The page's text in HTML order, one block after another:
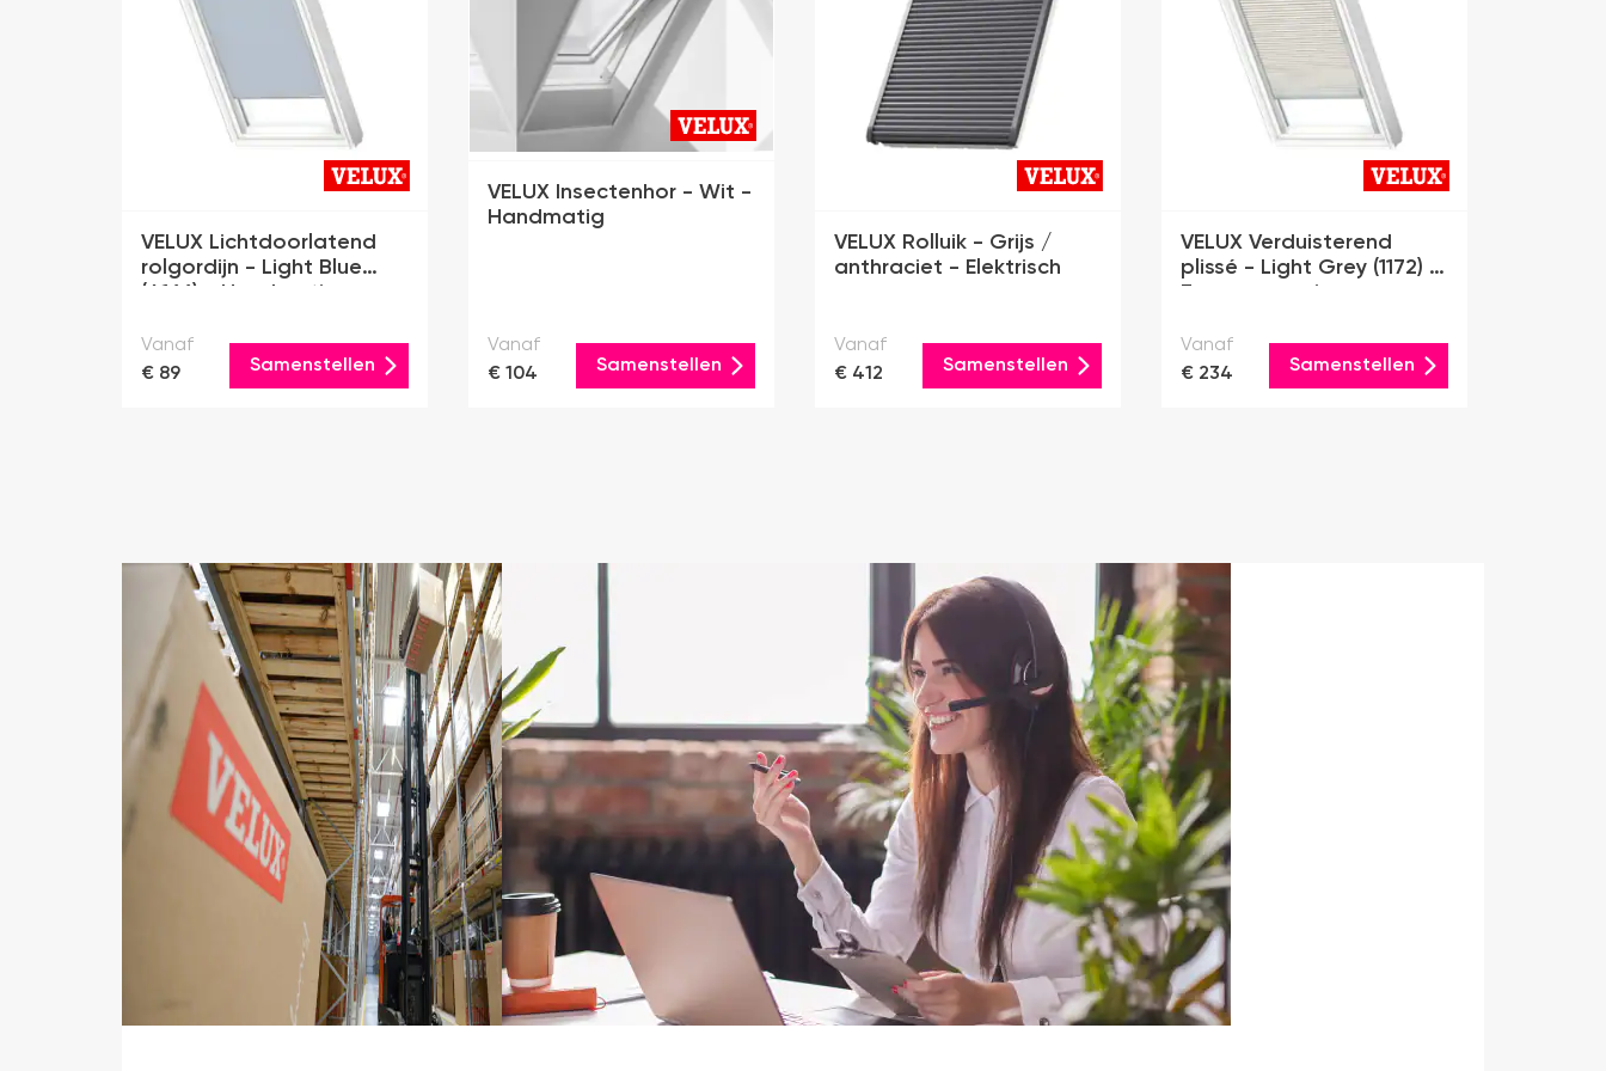
VELUX Lichtdoorlatend
rolgordijn - Light Blue
(4166) - Handmatig
Vanaf
€ 89
Samenstellen
VELUX Insectenhor - Wit -
Handmatig
Vanaf
€ 104
Samenstellen
VELUX Rolluik - Grijs /
anthraciet - Elektrisch
Vanaf
€ 412
Samenstellen
VELUX Verduisterend
plissé - Light Grey (1172) -
Zonne-energie
Vanaf
€ 234
Samenstellen